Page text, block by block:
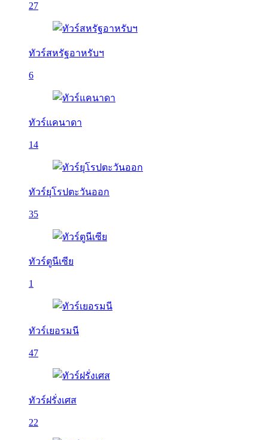
27
ทัวร์สหรัฐอาหรับฯ
6
ทัวร์แคนาดา
14
ทัวร์ยุโรปตะวันออก
35
ทัวร์ตูนีเซีย
1
ทัวร์เยอรมนี
47
ทัวร์ฝรั่งเศส
22